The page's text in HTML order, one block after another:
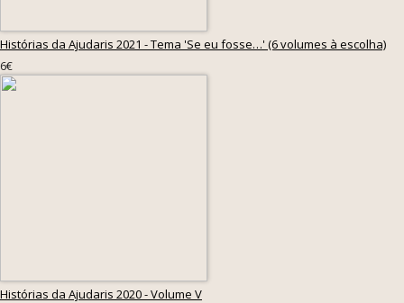
Histórias da Ajudaris 2021 - Tema 'Se eu fosse…' (6 volumes à escolha)
6€
Histórias da Ajudaris 2020 - Volume V